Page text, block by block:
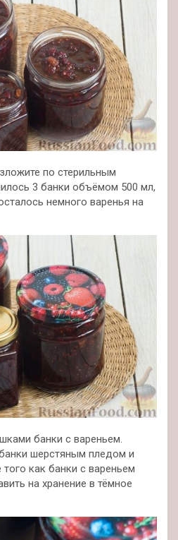
по стерильным
3 банки объёмом 500 мл,
немного варенья на
банки с вареньем.
шерстяным пледом и
как банки с вареньем
на хранение в тёмное